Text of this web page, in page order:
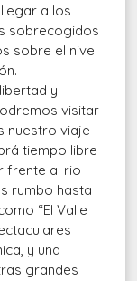
a los
sobrecogidos
sobre el nivel
y
visitar
nuestro viaje
tiempo libre
frente al rio
rumbo hasta
“El Valle
y una
grandes